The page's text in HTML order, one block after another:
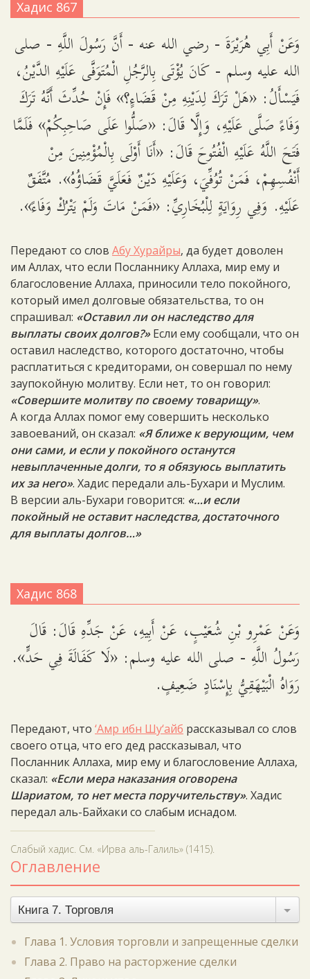
Хадис 867
وَعَنْ أَبِي هُرَيْرَةَ - رضي الله عنه - أَنَّ رَسُولَ اللَّهِ - صلى
الله عليه وسلم - كَانَ يُؤْتَى بِالرَّجُلِ الْمُتَوَفَّى عَلَيْهِ الدَّيْنُ،
فَيَسْأَلُ: «هَلْ تَرَكَ لِدَيْنِهِ مِنْ قَضَاءٍ؟» فَإِنْ حُدِّثَ أَنَّهُ تَرَكَ
وَفَاءً صَلَّى عَلَيْهِ، وَإِلَّا قَالَ: «صَلُّوا عَلَى صَاحِبِكُمْ» فَلَمَّا
فَتَحَ اللَّهُ عَلَيْهِ الْفُتُوحَ قَالَ: «أَنَا أَوْلَى بِالْمُؤْمِنِينَ مِنْ
أَنْفُسِهِمْ، فَمَنْ تُوُفِّيَ، وَعَلَيْهِ دَيْنٌ فَعَلَيَّ قَضَاؤُهُ». مُتَّفَقٌ
عَلَيْهِ. وَفِي رِوَايَةٍ لِلْبُخَارِيِّ: «فَمَنْ مَاتَ وَلَمْ يَتْرُكْ وَفَاءً».
Передают со слов Абу Хурайры, да будет доволен
им Аллах, что если Посланнику Аллаха, мир ему и
благословение Аллаха, приносили тело покойного,
который имел долговые обязательства, то он
спрашивал: «Оставил ли он наследство для
выплаты своих долгов?»Если ему сообщали, что он
оставил наследство, которого достаточно, чтобы
расплатиться с кредиторами, он совершал по нему
заупокойную молитву. Если нет, то он говорил:
«Совершите молитву по своему товарищу».
А когда Аллах помог ему совершить несколько
завоеваний, он сказал: «Я ближе к верующим, чем
они сами, и если у покойного останутся
невыплаченные долги, то я обязуюсь выплатить
их за него». Хадис передали аль-Бухари и Муслим.
В версии аль-Бухари говорится: «…и если
покойный не оставит наследства, достаточного
для выплаты долгов…»
Хадис 868
وَعَنْ عَمْرِو بْنِ شُعَيْبٍ، عَنْ أَبِيهِ، عَنْ جَدِّهِ قَالَ: قَالَ
رَسُولُ اللَّهِ - صلى الله عليه وسلم: «لَا كَفَالَةَ فِي حَدٍّ».
رَوَاهُ الْبَيْهَقِيُّ بِإِسْنَادٍ ضَعِيفٍ.
Передают, что ‘Амр ибн Шу‘айб рассказывал со слов
своего отца, что его дед рассказывал, что
Посланник Аллаха, мир ему и благословение Аллаха,
сказал: «Если мера наказания оговорена
Шариатом, то нет места поручительству». Хадис
передал аль-Байхаки со слабым иснадом.
Слабый хадис. См. «Ирва аль-Галиль» (1415).
Оглавление
Книга 7. Торговля
Глава 1. Условия торговли и запрещенные сделки
Глава 2. Право на расторжение сделки